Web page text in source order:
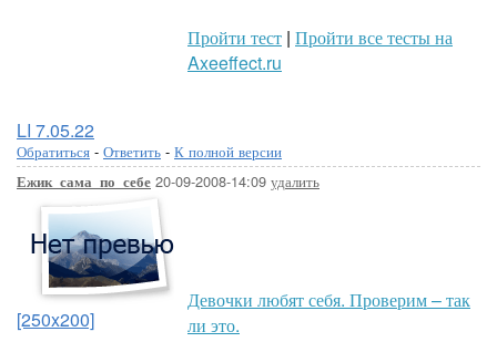
Пройти тест | Пройти все тесты на
Axeeffect.ru
LI 7.05.22
Обратиться - Ответить - К полной версии
Ежик_сама_по_себе 20-09-2008-14:09 удалить
[250x200]
Девочки любят себя. Проверим – так
ли это.